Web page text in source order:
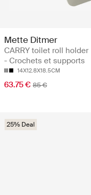
Mette Ditmer
CARRY toilet roll holder
- Crochets et supports
14X12.8X18.5CM
63.75 € 85 €
25% Deal